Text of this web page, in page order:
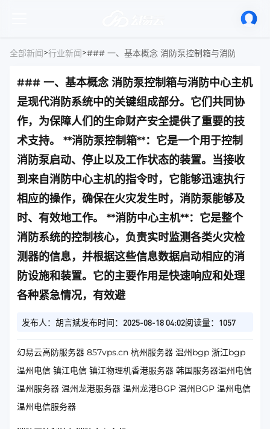
全部新闻>行业新闻>
### 一、基本概念 消防泵控制箱与消防中心主机
是现代消防系统中的关键组成部分。它们共同协
作，为保障人们的生命财产安全提供了重要的技
术支持。 **消防泵控制箱**：它是一个用于控制
消防泵启动、停止以及工作状态的装置。当接收
到来自消防中心主机的指令时，它能够迅速执行
相应的操作，确保在火灾发生时，消防泵能够及
时、有效地工作。 **消防中心主机**：它是整个
消防系统的控制核心，负责实时监测各类火灾检
测器的信息，并根据这些信息数据启动相应的消
防设施和装置。它的主要作用是快速响应和处理
各种紧急情况，有效避
发布人：胡言斌发布时间：2025-08-18 04:02阅读量：1057
幻易云高防服务器 857vps.cn 杭州服务器 温州bgp 浙江bgp
温州电信 镇江电信 镇江物理机香港服务器 韩国服务器温州电信
温州服务器 温州龙港服务器 温州龙港BGP 温州BGP 温州电信
温州电信服务器